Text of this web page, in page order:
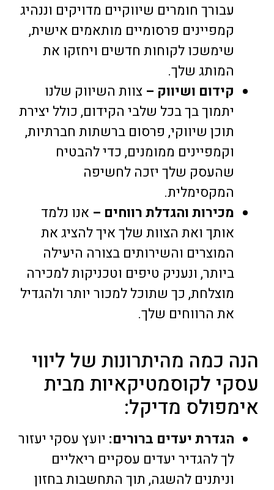
עבורך חומרים שיווקיים מדויקים וננהיג
קמפיינים פרסומיים מותאמים אישית,
שימשכו לקוחות חדשים ויחזקו את
המותג שלך.
קידום ושיווק – צוות השיווק שלנו
יתמוך בך בכל שלבי הקידום, כולל יצירת
תוכן שיווקי, פרסום ברשתות חברתיות,
וקמפיינים ממומנים, כדי להבטיח
שהעסק שלך יזכה לחשיפה
המקסימלית.
מכירות והגדלת רווחים – אנו נלמד
אותך ואת הצוות שלך איך להציג את
המוצרים והשירותים בצורה היעילה
ביותר, ונעניק טיפים וטכניקות למכירה
מוצלחת, כך שתוכל למכור יותר ולהגדיל
את הרווחים שלך.
הנה כמה מהיתרונות של ליווי
עסקי לקוסמטיקאיות מבית
אימפולס מדיקל:
הגדרת יעדים ברורים: יועץ עסקי יעזור
לך להגדיר יעדים עסקיים ריאליים
וניתנים להשגה, תוך התחשבות בחזון